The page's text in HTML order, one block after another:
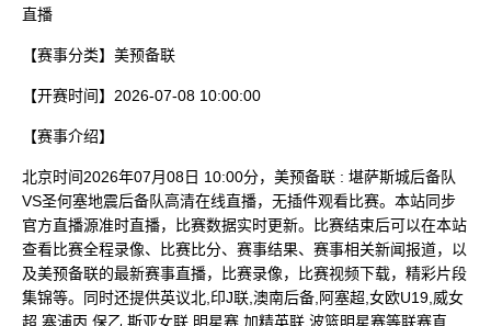
直播
【赛事分类】 美预备联
【开赛时间】 2026-07-08 10:00:00
【赛事介绍】
北京时间2026年07月08日 10:00分，美预备联 : 堪萨斯城后备队
VS圣何塞地震后备队高清在线直播，无插件观看比赛。本站同步
官方直播源准时直播，比赛数据实时更新。比赛结束后可以在本站
查看比赛全程录像、比赛比分、赛事结果、赛事相关新闻报道，以
及美预备联的最新赛事直播，比赛录像，比赛视频下载，精彩片段
集锦等。同时还提供英议北,印J联,澳南后备,阿塞超,女欧U19,威女
超,塞浦丙,保乙,斯亚女联,明星赛,加精英联,波篮明星赛等联赛直